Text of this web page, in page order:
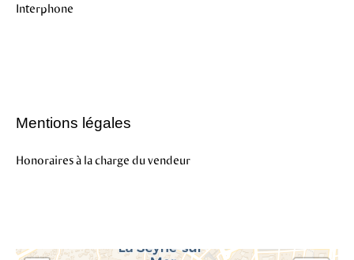
Interphone
Mentions légales
Honoraires à la charge du vendeur